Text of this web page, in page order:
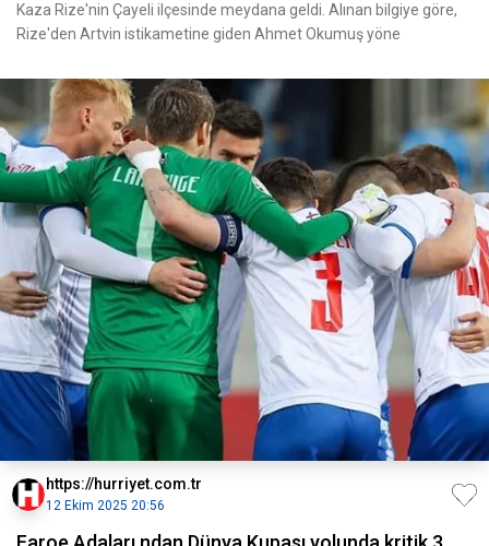
Kaza Rize'nin Çayeli ilçesinde meydana geldi. Alınan bilgiye göre,
Rize'den Artvin istikametine giden Ahmet Okumuş yöne
https://hurriyet.com.tr
12 Ekim 2025 20:56